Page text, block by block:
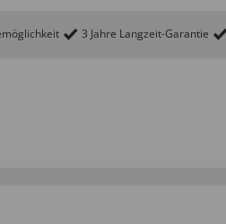
3 Jahre Langzeit-Garantie